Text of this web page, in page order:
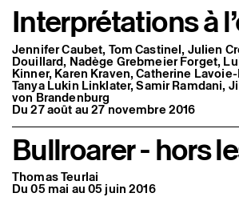
Interprétations à
Jennifer Caubet, Tom Castinel, Julien
Douillard, Nadège Grebmeier Forget,
Kinner, Karen Kraven, Catherine
Tanya Lukin Linklater, Samir Ramdani,
von Brandenburg
Du 27 août au 27 novembre 2016
Bullroarer - hors
Thomas Teurlai
Du 05 mai au 05 juin 2016